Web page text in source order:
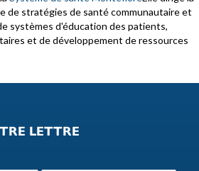
de stratégies de santé communautaire et
systèmes d'éducation des patients,
et de développement de ressources
LETTRE